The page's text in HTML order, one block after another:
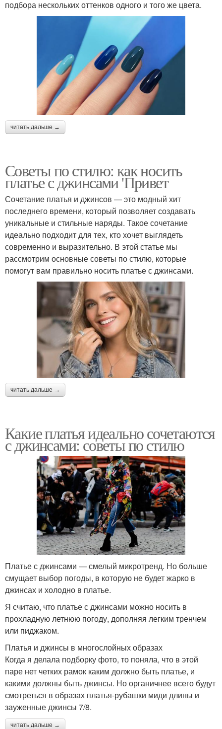
подбора нескольких оттенков одного и того же цвета.
читать дальше →
Советы по стилю: как носить
платье с джинсами 'Привет
Сочетание платья и джинсов — это модный хит
последнего времени, который позволяет создавать
уникальные и стильные наряды. Такое сочетание
идеально подходит для тех, кто хочет выглядеть
современно и выразительно. В этой статье мы
рассмотрим основные советы по стилю, которые
помогут вам правильно носить платье с джинсами.
читать дальше →
Какие платья идеально сочетаются
с джинсами: советы по стилю
Платье с джинсами — смелый микротренд. Но больше
смущает выбор погоды, в которую не будет жарко в
джинсах и холодно в платье.
Я считаю, что платье с джинсами можно носить в
прохладную летнюю погоду, дополняя легким тренчем
или пиджаком.
Платья и джинсы в многослойных образах
Когда я делала подборку фото, то поняла, что в этой
паре нет четких рамок каким должно быть платье, и
какими должны быть джинсы. Но органичнее всего будут
смотреться в образах платья-рубашки миди длины и
зауженные джинсы 7/8.
читать дальше →